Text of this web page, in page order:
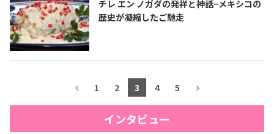
チレ エン ノガダの発祥と神話−メキシコの
歴史が凝縮したご馳走
1 2 3 4 5
インタビュー